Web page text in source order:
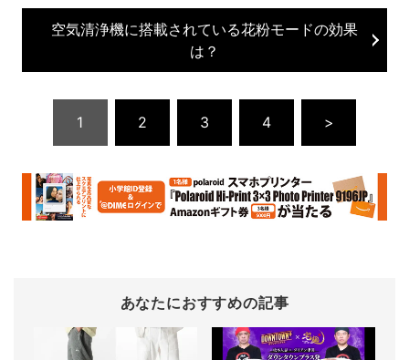
空気清浄機に搭載されている花粉モードの効果
は？
1 2 3 4 >
あなたにおすすめの記事